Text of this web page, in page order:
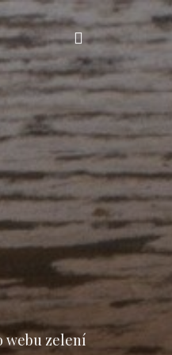
Vyhledávání
webu zelení